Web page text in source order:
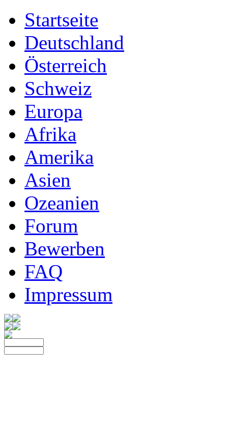
Startseite
Deutschland
Österreich
Schweiz
Europa
Afrika
Amerika
Asien
Ozeanien
Forum
Bewerben
FAQ
Impressum